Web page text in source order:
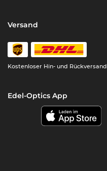
Versand
Kostenloser Hin- und Rückversand
Edel-Optics App